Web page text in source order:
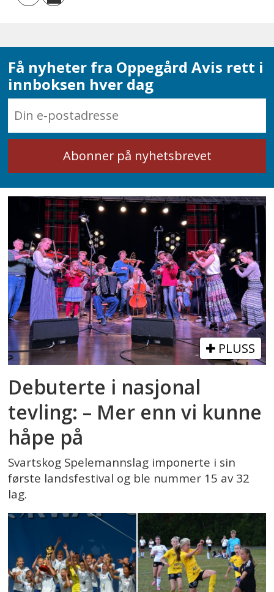
Få nyheter fra Oppegård Avis rett i
innboksen hver dag
PLUSS
Debuterte i nasjonal
tevling: – Mer enn vi kunne
håpe på
Svartskog Spelemannslag imponerte i sin
første landsfestival og ble nummer 15 av 32
lag.